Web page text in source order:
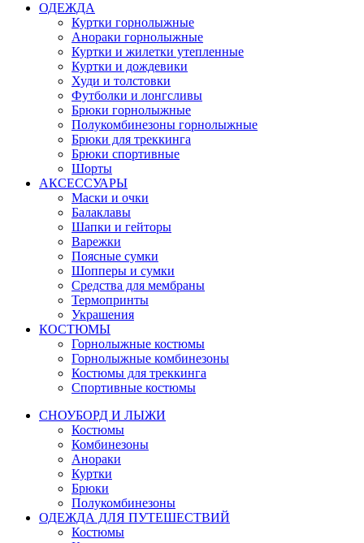
ОДЕЖДА
Куртки горнолыжные
Анораки горнолыжные
Куртки и жилетки утепленные
Куртки и дождевики
Худи и толстовки
Футболки и лонгсливы
Брюки горнолыжные
Полукомбинезоны горнолыжные
Брюки для треккинга
Брюки спортивные
Шорты
АКСЕССУАРЫ
Маски и очки
Балаклавы
Шапки и гейторы
Варежки
Поясные сумки
Шопперы и сумки
Средства для мембраны
Термопринты
Украшения
КОСТЮМЫ
Горнолыжные костюмы
Горнолыжные комбинезоны
Костюмы для треккинга
Спортивные костюмы
СНОУБОРД И ЛЫЖИ
Костюмы
Комбинезоны
Анораки
Куртки
Брюки
Полукомбинезоны
ОДЕЖДА ДЛЯ ПУТЕШЕСТВИЙ
Костюмы